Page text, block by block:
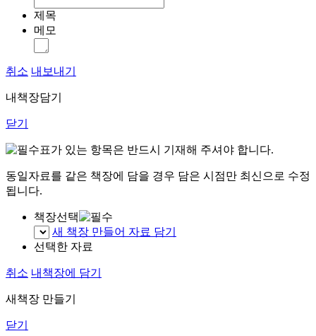
제목
메모
취소 내보내기
내책장담기
닫기
표가 있는 항목은 반드시 기재해 주셔야 합니다.
동일자료를 같은 책장에 담을 경우 담은 시점만 최신으로 수정
됩니다.
책장선택
새 책장 만들어 자료 담기
선택한 자료
취소 내책장에 담기
새책장 만들기
닫기